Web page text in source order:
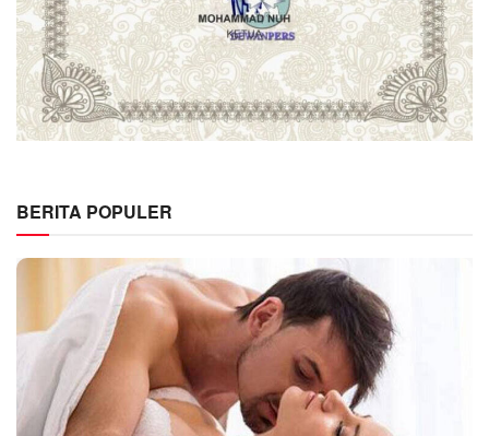
BERITA POPULER